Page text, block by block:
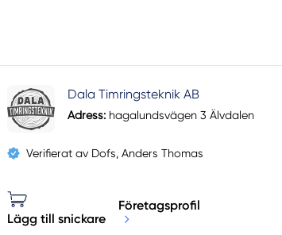
Dala Timringsteknik AB
Adress: hagalundsvägen 3 Älvdalen
Verifierat av Dofs, Anders Thomas
Lägg till snickare
Företagsprofil